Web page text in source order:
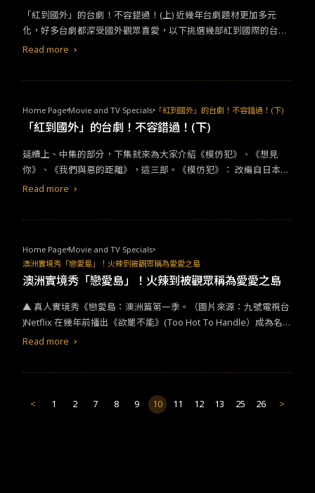
「紅到國外」的台劇！不容錯過！(上) 近幾年台劇題材更加多元
化，好多台劇都深受國外觀眾喜愛，以下挑選幾部紅到國際的台
劇，甚至還打破台劇紀錄！紅到國外了，你豈能錯過！由Miss Ces
子》的校園愛情偶像劇，台版部分由徐熙媛（大S）、男子團體F4
主演，該劇成為劃分台灣電視史上重要分水嶺，往後電視劇發展皆
電視史上的定位，而劇中主角F4在台灣也掀起熱潮！然而無論中、
日、韓、台、泰，每個版本都會掀起一陣風潮，並且也將劇中演員
聲勢推到最高點！此劇可翻拍成五個版本，光這熱門翻拍的程度，
Read more
Home Page Movie and TV Specials 「紅到國外」的台劇！不容錯過！(下)
「紅到國外」的台劇！不容錯過！(下)
延續上、中集的部分，下集就來為大家介紹《模仿犯》、《想見
你》、《我們與惡的距離》，這三部。《模仿犯》： 改編自日本推
理女王宮部美幸同名暢銷小說，當時賣出破百萬本的佳績，也被翻
要背景。 《模仿犯》中的犯罪比疾病更像疾病，這個犯罪的惡就會
像疾病一樣的蔓延，最終要用什麼樣的方式可以讓這個惡停止，是
人性的善嗎？還是心裡最後的那把尺？要如何衡量是善是惡？
Read more
Home Page Movie and TV Specials
澳洲實境秀「戀愛島」！火辣到被觀眾稱為愛愛之島
澳洲實境秀「戀愛島」！火辣到被觀眾稱為愛愛之島
▲ 真人實境秀《戀愛島：澳洲篇第一季。（圖片來源：九號電視台
)Netflix 在幾年前播出《欲罷不能》(Too Hot To Handle）成為名列
前茅的收視率冠軍後又購買了《戀愛島》澳洲篇（Love island Aust
是會按耐不住生理的慾望,讓觀眾每一集都看得心癢癢，也讓節目從
第一季到第四季收視率都穩坐澳洲前10名。▲ 澳洲戀愛島島民住
Read more
< 1 2 7 8 9 10 11 12 13 25 26 >